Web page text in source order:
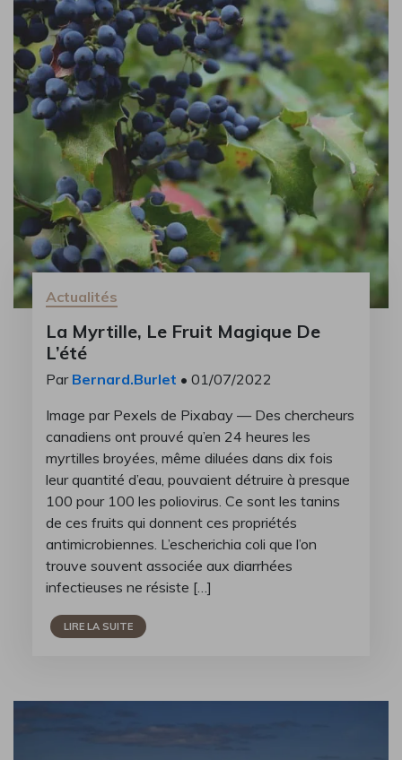
Actualités
La Myrtille, Le Fruit Magique De
L’été
Par Bernard.Burlet • 01/07/2022
Image par Pexels de Pixabay — Des chercheurs
canadiens ont prouvé qu’en 24 heures les
myrtilles broyées, même diluées dans dix fois
leur quantité d’eau, pouvaient détruire à presque
100 pour 100 les poliovirus. Ce sont les tanins
de ces fruits qui donnent ces propriétés
antimicrobiennes. L’escherichia coli que l’on
trouve souvent associée aux diarrhées
infectieuses ne résiste […]
LIRE LA SUITE